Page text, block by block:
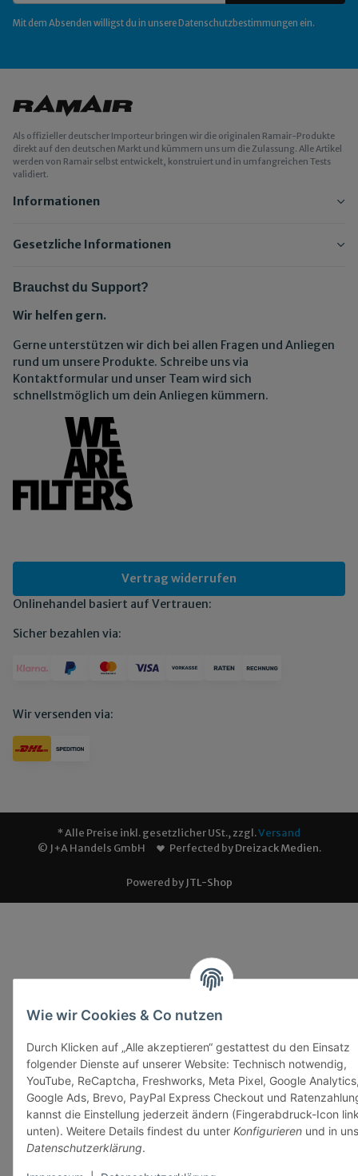
Wie wir Cookies & Co nutzen
Durch Klicken auf „Alle akzeptieren“ gestattest du den Einsatz
folgender Dienste auf unserer Website: Technisch notwendig,
YouTube, ReCaptcha, Freshworks, Meta Pixel, Google
Google Ads, Brevo, PayPal Express Checkout und
kannst die Einstellung jederzeit ändern (Fingerabdruck-Icon
unten). Weitere Details findest du unter Konfigurieren und in
Datenschutzerklärung.
Mit dem Absenden willigst du in unsere Datenschutzbestimmungen ein.
Als offizieller deutscher Importeur bringen wir die originalen Ramair-Produkte
direkt auf den deutschen Markt und kümmern uns um die Zulassung. Alle Artikel
werden von Ramair selbst entwickelt, konstruiert und in umfangreichen Tests
validiert.
Informationen
Gesetzliche Informationen
Brauchst du Support?
Wir helfen gern.
Gerne unterstützen wir dich bei allen Fragen und Anliegen
rund um unsere Produkte. Schreibe uns via
Kontaktformular und unser Team wird sich
schnellstmöglich um dein Anliegen kümmern.
Vertrag widerrufen
Onlinehandel basiert auf Vertrauen:
Sicher bezahlen via:
Wir versenden via:
* Alle Preise inkl. gesetzlicher USt., zzgl.Versand
© J+A Handels GmbH
Perfected byDreizack Medien.
Powered by JTL-Shop